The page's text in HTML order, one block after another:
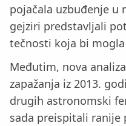
pojačala uzbuđenje u
gejziri predstavljali
tečnosti koja bi
Međutim, nova
zapažanja iz 2013.
drugih astronomski
sada preispitali ranije